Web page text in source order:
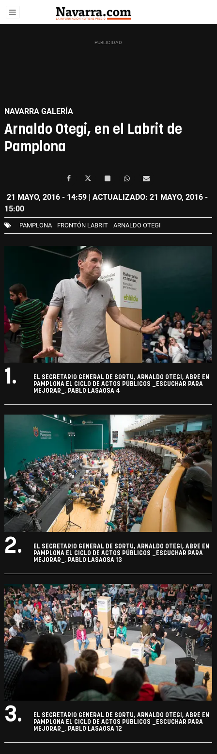
NAVARRA GALERÍA
Arnaldo Otegi, en el Labrit de
Pamplona
21 MAYO, 2016 - 14:59 | ACTUALIZADO: 21 MAYO, 2016 -
15:00
PAMPLONA FRONTÓN LABRIT ARNALDO OTEGI
1.
EL SECRETARIO GENERAL DE SORTU, ARNALDO OTEGI, ABRE EN
PAMPLONA EL CICLO DE ACTOS PÚBLICOS _ESCUCHAR PARA
MEJORAR_. PABLO LASAOSA 4
2.
EL SECRETARIO GENERAL DE SORTU, ARNALDO OTEGI, ABRE EN
PAMPLONA EL CICLO DE ACTOS PÚBLICOS _ESCUCHAR PARA
MEJORAR_. PABLO LASAOSA 13
3.
EL SECRETARIO GENERAL DE SORTU, ARNALDO OTEGI, ABRE EN
PAMPLONA EL CICLO DE ACTOS PÚBLICOS _ESCUCHAR PARA
MEJORAR_. PABLO LASAOSA 12